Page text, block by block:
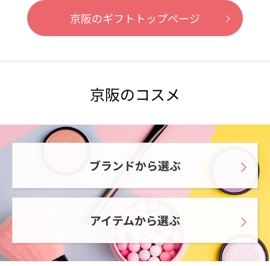
京阪のギフトトップページ
京阪のコスメ
ブランドから選ぶ
アイテムから選ぶ